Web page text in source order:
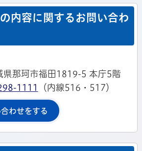
内容に関するお問い合わ
那珂市福田1819-5 本庁5階
1111 （内線516・517）
わせをする